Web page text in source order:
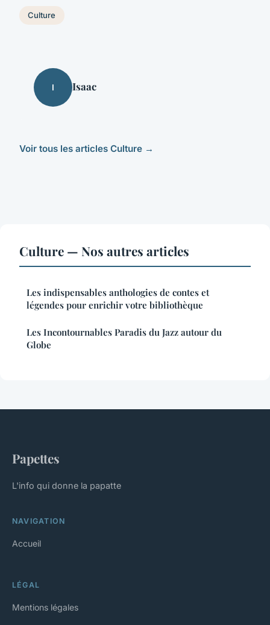
Culture
I Isaac
Voir tous les articles Culture →
Culture — Nos autres articles
Les indispensables anthologies de contes et
légendes pour enrichir votre bibliothèque
Les Incontournables Paradis du Jazz autour du
Globe
Papettes
L'info qui donne la papatte
NAVIGATION
Accueil
LÉGAL
Mentions légales